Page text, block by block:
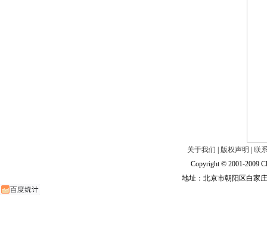
关于我们 版权声明
联
Copyright © 2001-2009
地址：北京市朝阳区白家